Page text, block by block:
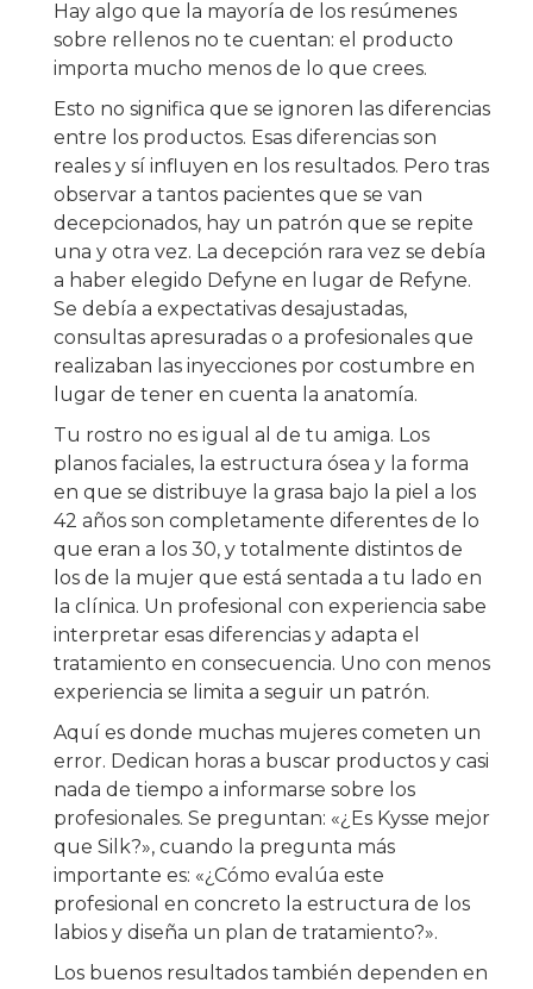
Hay algo que la mayoría de los resúmenes
sobre rellenos no te cuentan: el producto
importa mucho menos de lo que crees.
Esto no significa que se ignoren las diferencias
entre los productos. Esas diferencias son
reales y sí influyen en los resultados. Pero tras
observar a tantos pacientes que se van
decepcionados, hay un patrón que se repite
una y otra vez. La decepción rara vez se debía
a haber elegido Defyne en lugar de Refyne.
Se debía a expectativas desajustadas,
consultas apresuradas o a profesionales que
realizaban las inyecciones por costumbre en
lugar de tener en cuenta la anatomía.
Tu rostro no es igual al de tu amiga. Los
planos faciales, la estructura ósea y la forma
en que se distribuye la grasa bajo la piel a los
42 años son completamente diferentes de lo
que eran a los 30, y totalmente distintos de
los de la mujer que está sentada a tu lado en
la clínica. Un profesional con experiencia sabe
interpretar esas diferencias y adapta el
tratamiento en consecuencia. Uno con menos
experiencia se limita a seguir un patrón.
Aquí es donde muchas mujeres cometen un
error. Dedican horas a buscar productos y casi
nada de tiempo a informarse sobre los
profesionales. Se preguntan: «¿Es Kysse mejor
que Silk?», cuando la pregunta más
importante es: «¿Cómo evalúa este
profesional en concreto la estructura de los
labios y diseña un plan de tratamiento?».
Los buenos resultados también dependen en